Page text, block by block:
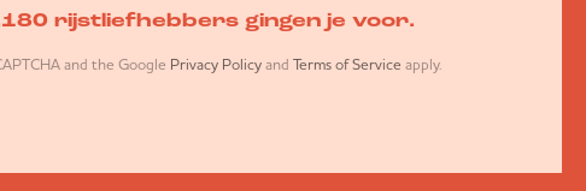
rijstliefhebbers gingen je voor.
and the Google Privacy PolicyandTerms of Service apply.